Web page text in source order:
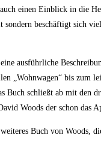
einen Einblick in die
beschäftigt sich
ausführliche
„Wohnwagen“ bis
Buch schließt ab mit den
Woods der schon das
Buch von Woods,